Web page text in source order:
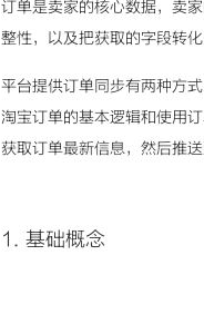
订单是卖家的核心数据，卖
整性，以及把获取的字段转
平台提供订单同步有两种方
淘宝订单的基本逻辑和使用
获取订单最新信息，然后推
1. 基础概念